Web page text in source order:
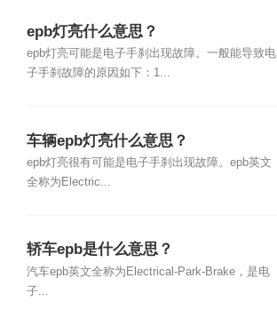
epb灯亮什么意思？
epb灯亮可能是电子手刹出现故障。一般能导致电
子手刹故障的原因如下：1...
车辆epb灯亮什么意思？
epb灯亮很有可能是电子手刹出现故障。epb英文
全称为Electric...
轿车epb是什么意思？
汽车epb英文全称为Electrical-Park-Brake，是电
子...